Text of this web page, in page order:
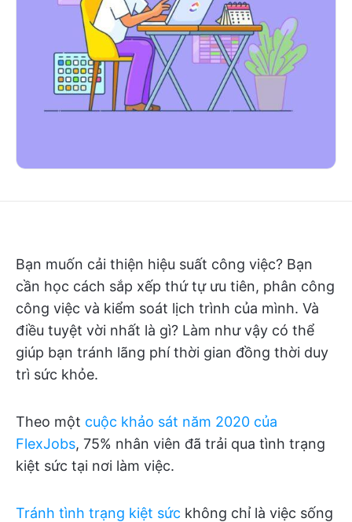
Bạn muốn cải thiện hiệu suất công việc? Bạn
cần học cách sắp xếp thứ tự ưu tiên, phân công
công việc và kiểm soát lịch trình của mình. Và
điều tuyệt vời nhất là gì? Làm như vậy có thể
giúp bạn tránh lãng phí thời gian đồng thời duy
trì sức khỏe.
Theo một cuộc khảo sát năm 2020 của
FlexJobs, 75% nhân viên đã trải qua tình trạng
kiệt sức tại nơi làm việc.
Tránh tình trạng kiệt sức không chỉ là việc sống